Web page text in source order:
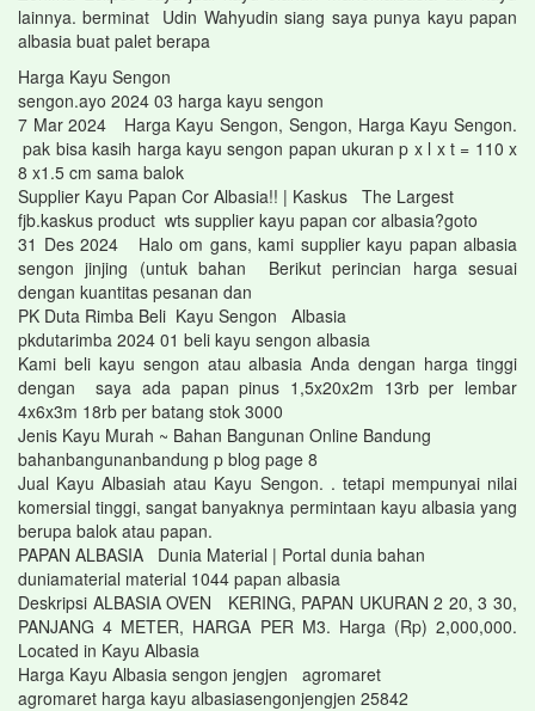
lainnya. berminat Udin Wahyudin siang saya punya kayu papan
albasia buat palet berapa
Harga Kayu Sengon
sengon.ayo 2024 03 harga kayu sengon
7 Mar 2024 Harga Kayu Sengon, Sengon, Harga Kayu Sengon.
pak bisa kasih harga kayu sengon papan ukuran p x l x t = 110 x
8 x1.5 cm sama balok
Supplier Kayu Papan Cor Albasia!! | Kaskus The Largest
fjb.kaskus product wts supplier kayu papan cor albasia?goto
31 Des 2024 Halo om gans, kami supplier kayu papan albasia
sengon jinjing (untuk bahan Berikut perincian harga sesuai
dengan kuantitas pesanan dan
PK Duta Rimba Beli Kayu Sengon Albasia
pkdutarimba 2024 01 beli kayu sengon albasia
Kami beli kayu sengon atau albasia Anda dengan harga tinggi
dengan saya ada papan pinus 1,5x20x2m 13rb per lembar
4x6x3m 18rb per batang stok 3000
Jenis Kayu Murah ~ Bahan Bangunan Online Bandung
bahanbangunanbandung p blog page 8
Jual Kayu Albasiah atau Kayu Sengon. . tetapi mempunyai nilai
komersial tinggi, sangat banyaknya permintaan kayu albasia yang
berupa balok atau papan.
PAPAN ALBASIA Dunia Material | Portal dunia bahan
duniamaterial material 1044 papan albasia
Deskripsi ALBASIA OVEN KERING, PAPAN UKURAN 2 20, 3 30,
PANJANG 4 METER, HARGA PER M3. Harga (Rp) 2,000,000.
Located in Kayu Albasia
Harga Kayu Albasia sengon jengjen agromaret
agromaret harga kayu albasiasengonjengjen 25842